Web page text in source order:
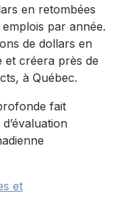
en retombées
par année.
de dollars en
et créera près de
à Québec.
fait
et